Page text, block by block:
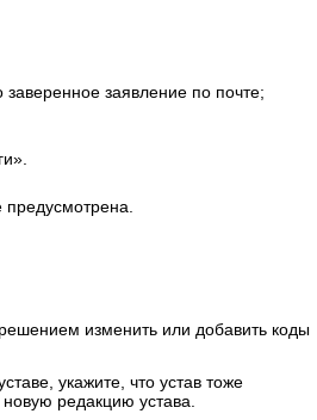
заверенное заявление по почте;
изменить или добавить коды
укажите, что устав тоже
редакцию устава.